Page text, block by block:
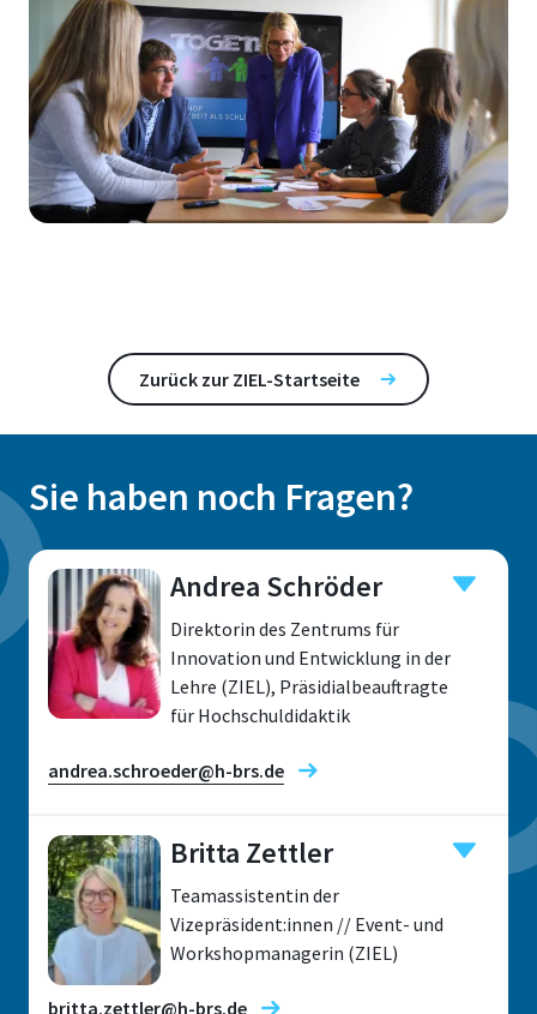
Zurück zur ZIEL-Startseite
Sie haben noch Fragen?
Andrea Schröder
Direktorin des Zentrums für
Innovation und Entwicklung in der
Lehre (ZIEL), Präsidialbeauftragte
für Hochschuldidaktik
andrea.schroeder@h-brs.de
Standort
Rheinbach
Raum
Britta Zettler
Teamassistentin der
Vizepräsident:innen // Event- und
Workshopmanagerin (ZIEL)
britta.zettler@h-brs.de